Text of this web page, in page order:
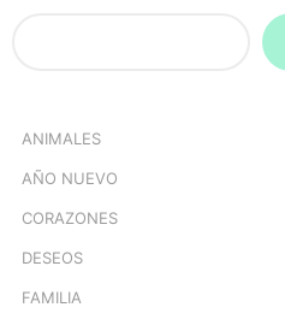
ANIMALES
AÑO NUEVO
CORAZONES
DESEOS
FAMILIA